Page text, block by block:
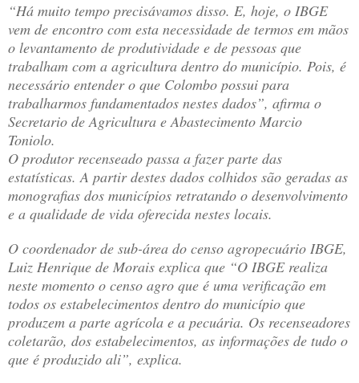
“Há muito tempo precisávamos disso. E, hoje, o IBGE
vem de encontro com esta necessidade de termos em mãos
o levantamento de produtividade e de pessoas que
trabalham com a agricultura dentro do município. Pois, é
necessário entender o que Colombo possui para
trabalharmos fundamentados nestes dados”, afirma o
Secretario de Agricultura e Abastecimento Marcio
Toniolo.
O produtor recenseado passa a fazer parte das
estatísticas. A partir destes dados colhidos são geradas as
monografias dos municípios retratando o desenvolvimento
e a qualidade de vida oferecida nestes locais.
O coordenador de sub-área do censo agropecuário IBGE,
Luiz Henrique de Morais explica que “O IBGE realiza
neste momento o censo agro que é uma verificação em
todos os estabelecimentos dentro do município que
produzem a parte agrícola e a pecuária. Os recenseadores
coletarão, dos estabelecimentos, as informações de tudo o
que é produzido ali”, explica.